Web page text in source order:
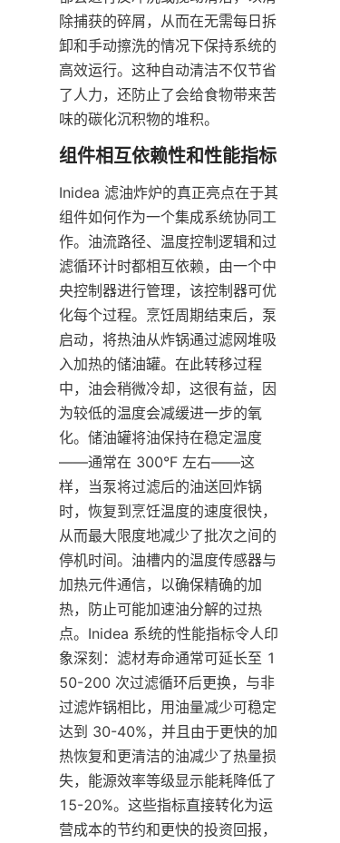
除捕获的碎屑，从而在无需每日拆
卸和手动擦洗的情况下保持系统的
高效运行。这种自动清洁不仅节省
了人力，还防止了会给食物带来苦
味的碳化沉积物的堆积。
Inidea 滤油炸炉的真正亮点在于其
组件如何作为一个集成系统协同工
作。油流路径、温度控制逻辑和过
滤循环计时都相互依赖，由一个中
央控制器进行管理，该控制器可优
化每个过程。烹饪周期结束后，泵
启动，将热油从炸锅通过滤网堆吸
入加热的储油罐。在此转移过程
中，油会稍微冷却，这很有益，因
为较低的温度会减缓进一步的氧
化。储油罐将油保持在稳定温度
——通常在 300°F 左右——这
样，当泵将过滤后的油送回炸锅
时，恢复到烹饪温度的速度很快，
从而最大限度地减少了批次之间的
停机时间。油槽内的温度传感器与
加热元件通信，以确保精确的加
热，防止可能加速油分解的过热
点。Inidea 系统的性能指标令人印
象深刻：滤材寿命通常可延长至 1
50-200 次过滤循环后更换，与非
过滤炸锅相比，用油量减少可稳定
达到 30-40%，并且由于更快的加
热恢复和更清洁的油减少了热量损
失，能源效率等级显示能耗降低了
15-20%。这些指标直接转化为运
营成本的节约和更快的投资回报，